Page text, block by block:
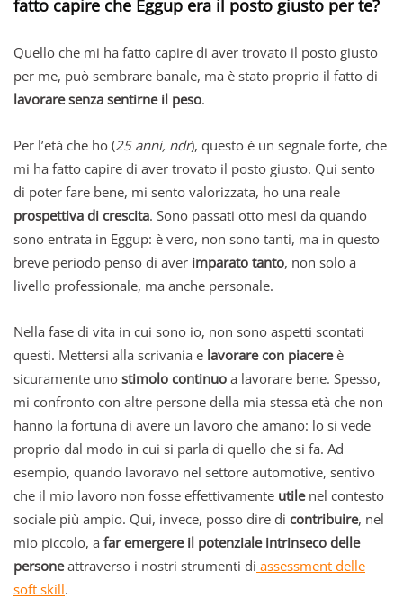
fatto capire che Eggup era il posto giusto per te?
Quello che mi ha fatto capire di aver trovato il posto giusto
per me, può sembrare banale, ma è stato proprio il fatto di
lavorare senza sentirne il peso.
Per l’età che ho (25 anni, ndr), questo è un segnale forte, che
mi ha fatto capire di aver trovato il posto giusto. Qui sento
di poter fare bene, mi sento valorizzata, ho una reale
prospettiva di crescita. Sono passati otto mesi da quando
sono entrata in Eggup: è vero, non sono tanti, ma in questo
breve periodo penso di aver imparato tanto, non solo a
livello professionale, ma anche personale.
Nella fase di vita in cui sono io, non sono aspetti scontati
questi. Mettersi alla scrivania e lavorare con piacereè
sicuramente uno stimolo continuo a lavorare bene. Spesso,
mi confronto con altre persone della mia stessa età che non
hanno la fortuna di avere un lavoro che amano: lo si vede
proprio dal modo in cui si parla di quello che si fa. Ad
esempio, quando lavoravo nel settore automotive, sentivo
che il mio lavoro non fosse effettivamente utile nel contesto
sociale più ampio. Qui, invece, posso dire di contribuire, nel
mio piccolo, a far emergere il potenziale intrinseco delle
personeattraverso i nostri strumenti di assessment delle
soft skill.